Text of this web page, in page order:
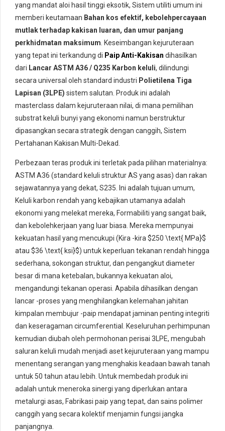
yang mandat aloi hasil tinggi eksotik, Sistem utiliti umum ini
memberi keutamaan Bahan kos efektif, kebolehpercayaan
mutlak terhadap kakisan luaran, dan umur panjang
perkhidmatan maksimum . Keseimbangan kejuruteraan
yang tepat ini terkandung di Paip Anti-Kakisan dihasilkan
dari Lancar ASTM A36 / Q235 Karbon keluli, dilindungi
secara universal oleh standard industri Polietilena Tiga
Lapisan (3LPE) sistem salutan. Produk ini adalah
masterclass dalam kejuruteraan nilai, di mana pemilihan
substrat keluli bunyi yang ekonomi namun berstruktur
dipasangkan secara strategik dengan canggih, Sistem
Pertahanan Kakisan Multi-Dekad.
Perbezaan teras produk ini terletak pada pilihan materialnya:
ASTM A36 (standard keluli struktur AS yang asas) dan rakan
sejawatannya yang dekat, S235. Ini adalah tujuan umum,
Keluli karbon rendah yang kebajikan utamanya adalah
ekonomi yang melekat mereka, Formabiliti yang sangat baik,
dan kebolehkerjaan yang luar biasa. Mereka mempunyai
kekuatan hasil yang mencukupi (Kira -kira $250 \text{ MPa}$
atau $36 \text{ ksi}$) untuk keperluan tekanan rendah hingga
sederhana, sokongan struktur, dan pengangkut diameter
besar di mana ketebalan, bukannya kekuatan aloi,
mengandungi tekanan operasi. Apabila dihasilkan dengan
lancar -proses yang menghilangkan kelemahan jahitan
kimpalan membujur -paip mendapat jaminan penting integriti
dan keseragaman circumferential. Keseluruhan perhimpunan
kemudian diubah oleh permohonan perisai 3LPE, mengubah
saluran keluli mudah menjadi aset kejuruteraan yang mampu
menentang serangan yang menghakis keadaan bawah tanah
untuk 50 tahun atau lebih. Untuk membedah produk ini
adalah untuk meneroka sinergi yang diperlukan antara
metalurgi asas, Fabrikasi paip yang tepat, dan sains polimer
canggih yang secara kolektif menjamin fungsi jangka
panjangnya.